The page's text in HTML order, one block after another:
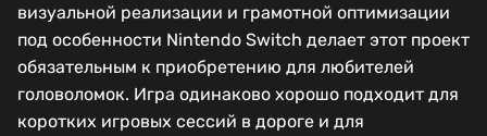
визуальной реализации и грамотной оптимизации
под особенности Nintendo Switch делает этот проект
обязательным к приобретению для любителей
головоломок. Игра одинаково хорошо подходит для
коротких игровых сессий в дороге и для